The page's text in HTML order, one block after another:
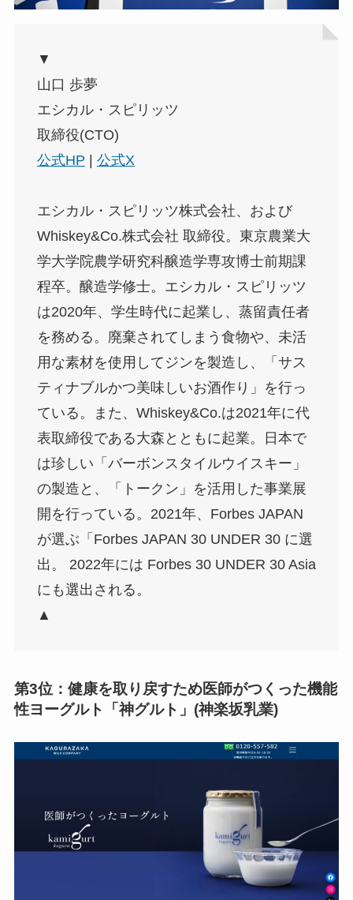
▼
山口 歩夢
エシカル・スピリッツ
取締役(CTO)
公式HP | 公式X
エシカル・スピリッツ株式会社、および
Whiskey&Co.株式会社 取締役。東京農業大
学大学院農学研究科醸造学専攻博士前期課
程卒。醸造学修士。エシカル・スピリッツ
は2020年、学生時代に起業し、蒸留責任者
を務める。廃棄されてしまう食物や、未活
用な素材を使用してジンを製造し、「サス
ティナブルかつ美味しいお酒作り」を行っ
ている。また、Whiskey&Co.は2021年に代
表取締役である大森とともに起業。日本で
は珍しい「バーボンスタイルウイスキー」
の製造と、「トークン」を活用した事業展
開を行っている。2021年、Forbes JAPAN
が選ぶ「Forbes JAPAN 30 UNDER 30 に選
出。 2022年には Forbes 30 UNDER 30 Asia
にも選出される。
▲
第3位： 健康を取り戻すため医師がつくった機能
性ヨーグルト「神グルト」(神楽坂乳業)